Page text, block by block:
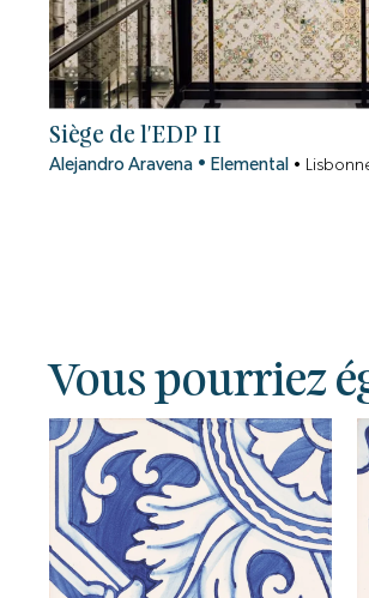
Siège de l'EDP II
Alejandro Aravena • Elemental •
Vous pourriez